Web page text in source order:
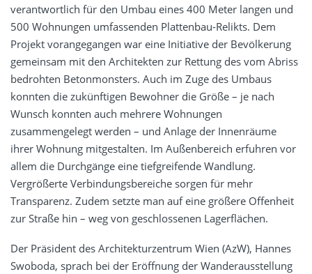
verantwortlich für den Umbau eines 400 Meter langen und
500 Wohnungen umfassenden Plattenbau-Relikts. Dem
Projekt vorangegangen war eine Initiative der Bevölkerung
gemeinsam mit den Architekten zur Rettung des vom Abriss
bedrohten Betonmonsters. Auch im Zuge des Umbaus
konnten die zukünftigen Bewohner die Größe – je nach
Wunsch konnten auch mehrere Wohnungen
zusammengelegt werden – und Anlage der Innenräume
ihrer Wohnung mitgestalten. Im Außenbereich erfuhren vor
allem die Durchgänge eine tiefgreifende Wandlung.
Vergrößerte Verbindungsbereiche sorgen für mehr
Transparenz. Zudem setzte man auf eine größere Offenheit
zur Straße hin – weg von geschlossenen Lagerflächen.
Der Präsident des Architekturzentrum Wien (AzW), Hannes
Swoboda, sprach bei der Eröffnung der Wanderausstellung